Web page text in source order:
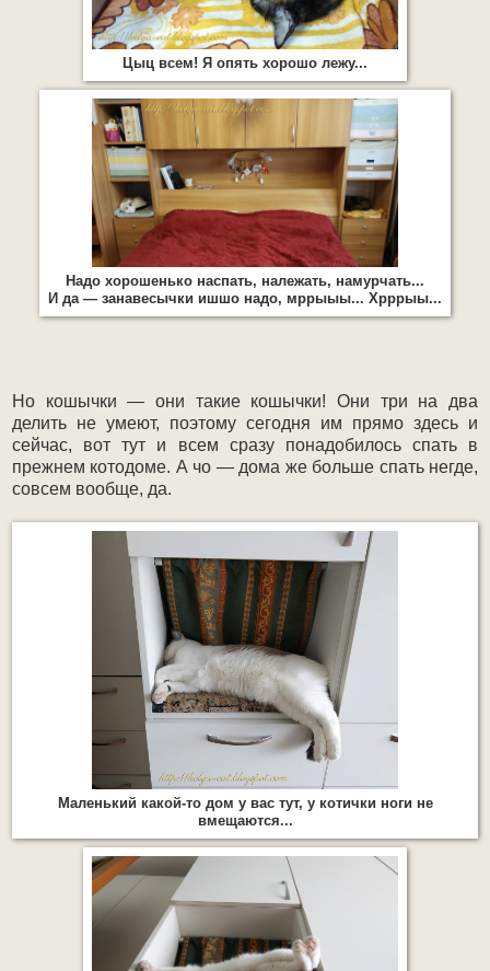
Цыц всем! Я опять хорошо лежу...
Надо хорошенько наспать, належать, намурчать...
И да — занавесычки ишшо надо, мррыыы... Хрррыы...
Но кошычки — они такие кошычки! Они три на два
делить не умеют, поэтому сегодня им прямо здесь и
сейчас, вот тут и всем сразу понадобилось спать в
прежнем котодоме. А чо — дома же больше спать негде,
совсем вообще, да.
Маленький какой-то дом у вас тут, у котички ноги не
вмещаются...